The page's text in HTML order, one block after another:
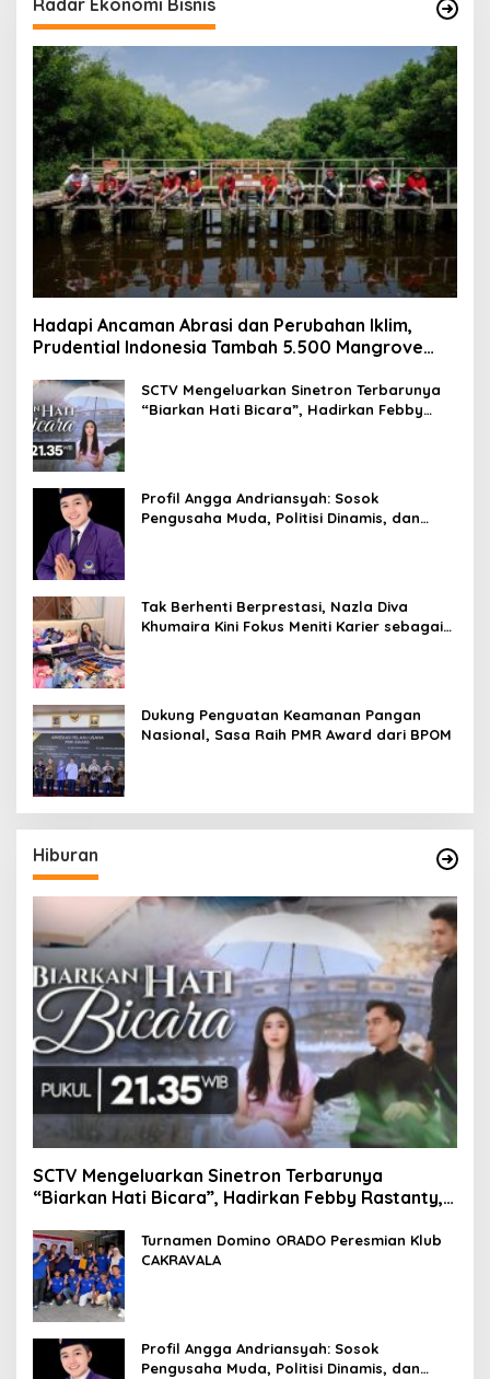
Hadapi Ancaman Abrasi dan Perubahan Iklim,
Prudential Indonesia Tambah 5.500 Mangrove
SCTV Mengeluarkan Sinetron Terbarunya
“Biarkan Hati Bicara”, Hadirkan Febby
Profil Angga Andriansyah: Sosok
Pengusaha Muda, Politisi Dinamis, dan
Tak Berhenti Berprestasi, Nazla Diva
Khumaira Kini Fokus Meniti Karier sebagai
Dukung Penguatan Keamanan Pangan
Nasional, Sasa Raih PMR Award dari BPOM
Hiburan
SCTV Mengeluarkan Sinetron Terbarunya
“Biarkan Hati Bicara”, Hadirkan Febby Rastanty,
Turnamen Domino ORADO Peresmian Klub
CAKRAVALA
Profil Angga Andriansyah: Sosok
Pengusaha Muda, Politisi Dinamis, dan